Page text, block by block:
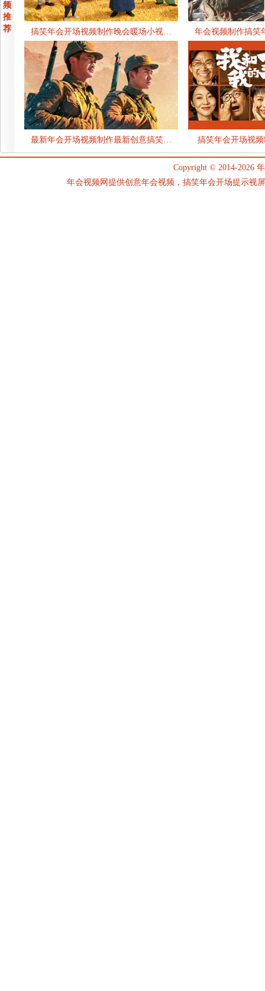
频
推
荐
搞笑年会开场视频制作晚会暖场小视… 年会视频制作搞
最新年会开场视频制作最新创意搞笑… 搞笑年会开场视
Copyright © 2014-2026
年会视频网提供创意年会视频，搞笑年会开场提示视